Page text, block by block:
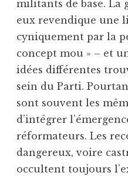
militants de base. La
eux revendique une
cyniquement par la
concept mou » – et
idées différentes
sein du Parti.
sont souvent les
d’intégrer
réformateurs. Les
dangereux, voire
occultent toujours